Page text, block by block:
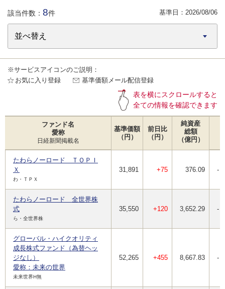
該当件数： 8件 基準日： 2026/08/06
※サービスアイコンのご説明：
お気に入り登録
基準価額メール配信登録
表を横にスクロールすると
全ての情報を確認できます
ファンド名
愛称
日経新聞掲載名
基準価額
（円）
前日比
（円）
純資産
総額
（億円）
たわらノーロード ＴＯＰＩ
Ｘ
わ・ＴＰＸ
31,891 +75 376.09 -
たわらノーロード 全世界株
式
ら・全世界株
35,550 +120 3,652.29 -
グローバル・ハイクオリティ
成長株式ファンド（為替ヘッ
ジなし）
愛称：未来の世界
未来世界H無
52,265 +455 8,667.83 -